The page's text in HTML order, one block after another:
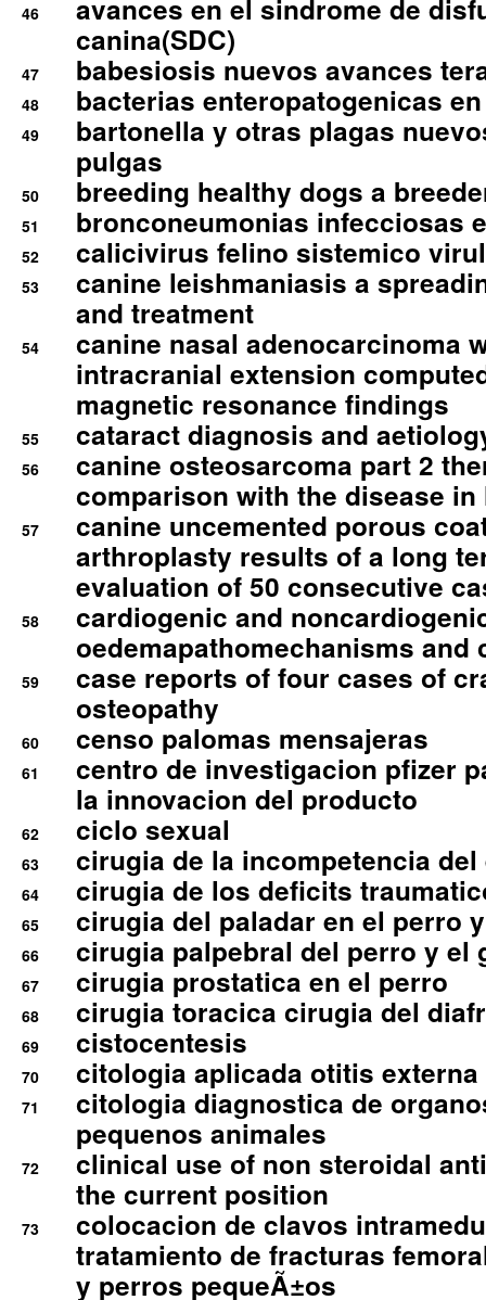
46
avances en el sindrome de
canina(SDC)
47 babesiosis nuevos avances
48 bacterias enteropatogenicas
49
bartonella y otras plagas
pulgas
50 breeding healthy dogs a
51 bronconeumonias infecciosas
52 calicivirus felino sistemico
53
canine leishmaniasis a
and treatment
54
canine nasal adenocarcinoma
intracranial extension
magnetic resonance findings
55 cataract diagnosis and
56
canine osteosarcoma part 2
comparison with the disease in
57
canine uncemented porous
arthroplasty results of a long
evaluation of 50 consecutive
58
cardiogenic and
oedemapathomechanisms and
59
case reports of four cases of
osteopathy
60 censo palomas mensajeras
61
centro de investigacion pfizer
la innovacion del producto
62 ciclo sexual
63 cirugia de la incompetencia
64 cirugia de los deficits
65 cirugia del paladar en el perro
66 cirugia palpebral del perro y el
67 cirugia prostatica en el perro
68 cirugia toracica cirugia del
69 cistocentesis
70 citologia aplicada otitis externa
71
citologia diagnostica de
pequenos animales
72
clinical use of non steroidal
the current position
73
colocacion de clavos
tratamiento de fracturas
y perros pequeÃ±os